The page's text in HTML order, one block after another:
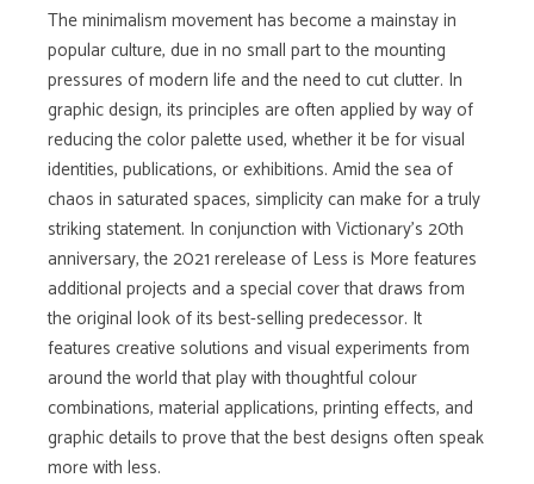
The minimalism movement has become a mainstay in
popular culture, due in no small part to the mounting
pressures of modern life and the need to cut clutter. In
graphic design, its principles are often applied by way of
reducing the color palette used, whether it be for visual
identities, publications, or exhibitions. Amid the sea of
chaos in saturated spaces, simplicity can make for a truly
striking statement. In conjunction with Victionary's 20th
anniversary, the 2021 rerelease of Less is More features
additional projects and a special cover that draws from
the original look of its best-selling predecessor. It
features creative solutions and visual experiments from
around the world that play with thoughtful colour
combinations, material applications, printing effects, and
graphic details to prove that the best designs often speak
more with less.